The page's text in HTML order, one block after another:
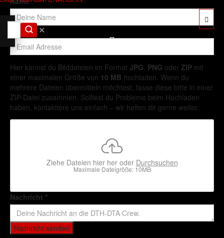
✕
Email*
Hier kannst du Bilddateien im Format JPG PNG oder ZIP mit
einer maximalen Größe von 10 MB hochladen. Wenn du
mehrere Dateien übermitteln möchtest, fasse diese bitte in einer
ZIP-Datei zusammen. Solltest du Probleme beim Hochladen
haben, kontaktiere uns einfach – wir helfen dir gerne weiter.
Ziehe Dateien hier her oder Durchsuchen
Maximale Dateigröße: 10MB
Nachricht *
Nachricht senden